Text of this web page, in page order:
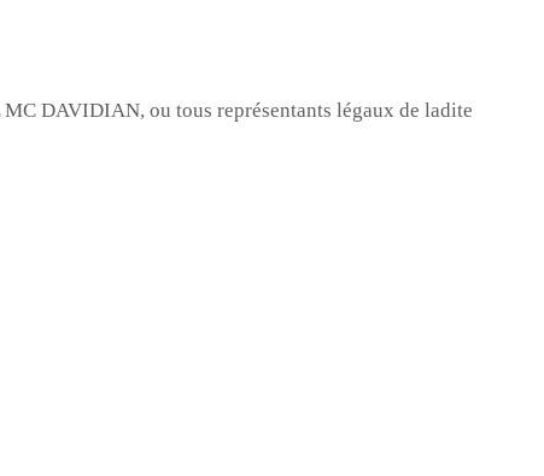
DAVIDIAN, ou tous représentants légaux de ladite